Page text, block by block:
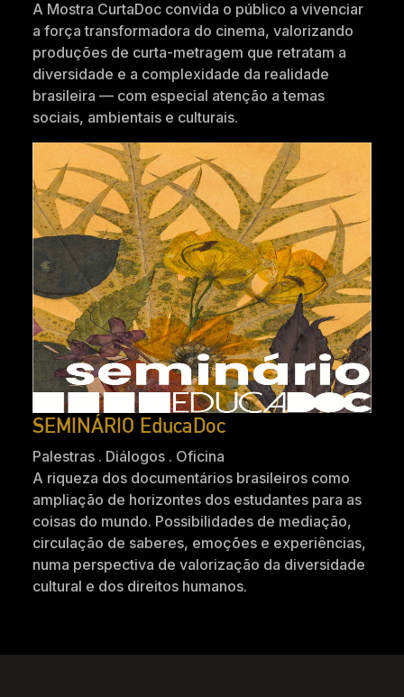
A Mostra CurtaDoc convida o público a vivenciar
a força transformadora do cinema, valorizando
produções de curta-metragem que retratam a
diversidade e a complexidade da realidade
brasileira — com especial atenção a temas
sociais, ambientais e culturais.
SEMINÁRIO EducaDoc
Palestras . Diálogos . Oficina
A riqueza dos documentários brasileiros como
ampliação de horizontes dos estudantes para as
coisas do mundo. Possibilidades de mediação,
circulação de saberes, emoções e experiências,
numa perspectiva de valorização da diversidade
cultural e dos direitos humanos.